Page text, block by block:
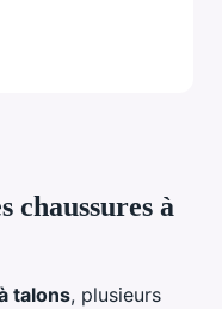
chaussures à
talons, plusieurs